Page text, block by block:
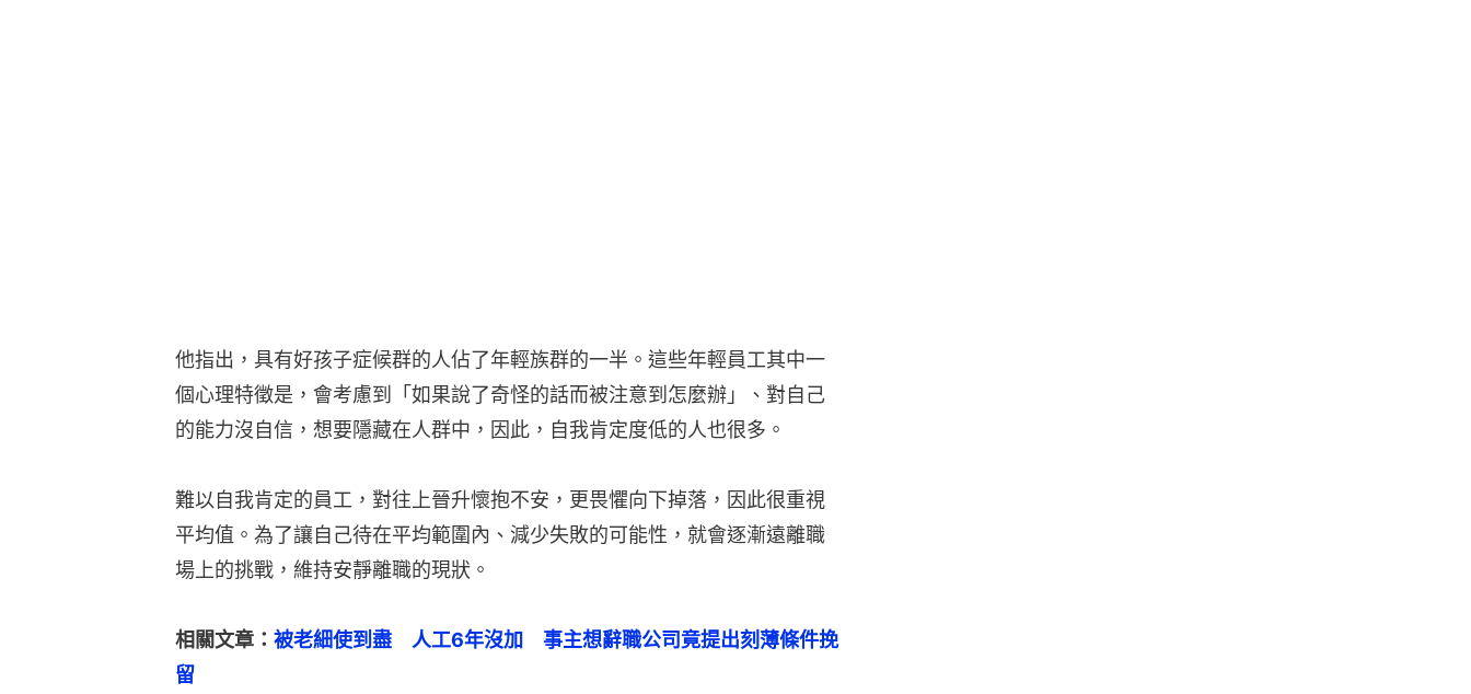
他指出，具有好孩子症候群的人佔了年輕族群的一半。這些年輕員工其中一
個心理特徵是，會考慮到「如果說了奇怪的話而被注意到怎麼辦」、對自己
的能力沒自信，想要隱藏在人群中，因此，自我肯定度低的人也很多。
難以自我肯定的員工，對往上晉升懷抱不安，更畏懼向下掉落，因此很重視
平均值。為了讓自己待在平均範圍內、減少失敗的可能性，就會逐漸遠離職
場上的挑戰，維持安靜離職的現狀。
相關文章： 被老細使到盡　人工6年沒加　事主想辭職公司竟提出刻薄條件挽
留